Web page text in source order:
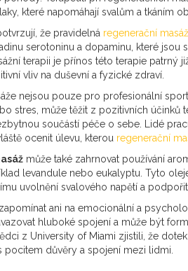
které napomáhají svalům a tkáním
že pravidelná regenerační masáž
serotoninu a dopaminu, které
terapii je přínos této terapie patrný
vliv na duševní a fyzické zdraví.
nejsou pouze pro profesionální
stres, může těžit z pozitivních účinků
součástí péče o sebe. Lidé
ocenit úlevu, kterou regenerační
může také zahrnovat používání
levandule nebo eukalyptu. Tyto
uvolnění svalového napětí a podpořit
ani na emocionální a
hluboké spojení a může být
z University of Miami zjistili, že
pocitem důvěry a spojení mezi lidmi.